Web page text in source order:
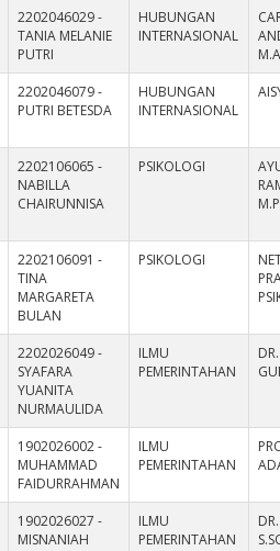
2202046029 -
TANIA MELANIE
PUTRI
HUBUNGAN
INTERNASIONAL
2202046079 -
PUTRI BETESDA
HUBUNGAN
INTERNASIONAL
2202106065 -
NABILLA
CHAIRUNNISA
PSIKOLOGI
2202106091 -
TINA
MARGARETA
BULAN
PSIKOLOGI
2202026049 -
SYAFARA
YUANITA
NURMAULIDA
ILMU
PEMERINTAHAN
1902026002 -
MUHAMMAD
FAIDURRAHMAN
ILMU
PEMERINTAHAN
1902026027 -
MISNANIAH
ILMU
PEMERINTAHAN